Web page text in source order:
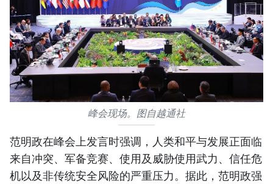
峰会现场。图自越通社
范明政在峰会上发言时强调，人类和平与发展正面临
来自冲突、军备竞赛、使用及威胁使用武力、信任危
机以及非传统安全风险的严重压力。据此，范明政强